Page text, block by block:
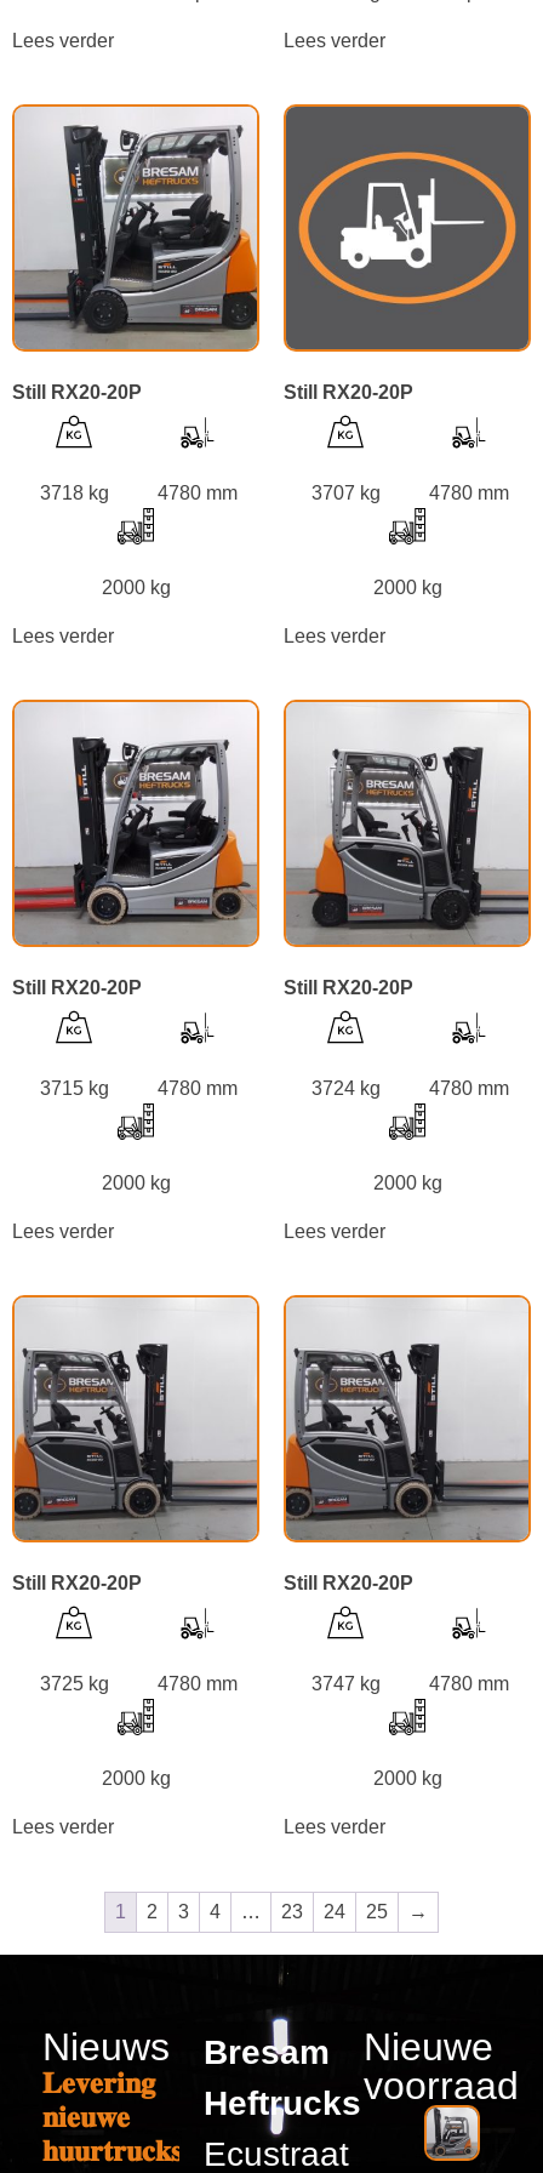
Lees verder Lees verder
Still RX20-20P
3718 kg 4780 mm
2000 kg
Lees verder
Still RX20-20P
3707 kg 4780 mm
2000 kg
Lees verder
Still RX20-20P
3715 kg 4780 mm
2000 kg
Lees verder
Still RX20-20P
3724 kg 4780 mm
2000 kg
Lees verder
Still RX20-20P
3725 kg 4780 mm
2000 kg
Lees verder
Still RX20-20P
3747 kg 4780 mm
2000 kg
Lees verder
1 2 3 4 … 23 24 25 →
Nieuws
𝐋𝐞𝐯𝐞𝐫𝐢𝐧𝐠
𝐧𝐢𝐞𝐮𝐰𝐞
𝐡𝐮𝐮𝐫𝐭𝐫𝐮𝐜𝐤𝐬
Bresam
Heftrucks
Ecustraat
Nieuwe
voorraad